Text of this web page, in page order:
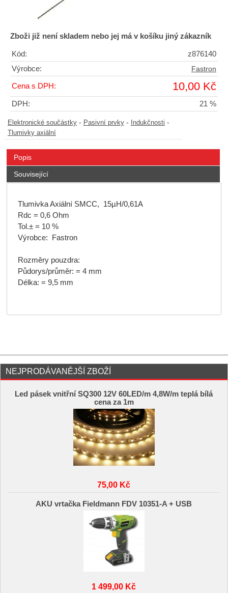
Zboži již není skladem nebo jej má v košíku jiný zákazník
Kód:
z876140
Výrobce:
Fastron
Cena s DPH: 10,00 Kč
DPH: 21 %
Elektronické součástky - Pasivní prvky - Indukčnosti -
Tlumivky axiální
Popis
Související
Tlumivka Axiální SMCC, 15µH/0,61A
Rdc = 0,6 Ohm
Tol.± = 10 %
Výrobce: Fastron
Rozměry pouzdra:
Půdorys/průměr: = 4 mm
Délka: = 9,5 mm
NEJPRODÁVANĚJŠÍ ZBOŽÍ
Led pásek vnitřní SQ300 12V 60LED/m 4,8W/m teplá bílá
cena za 1m
75,00 Kč
AKU vrtačka Fieldmann FDV 10351-A + USB
1 499,00 Kč